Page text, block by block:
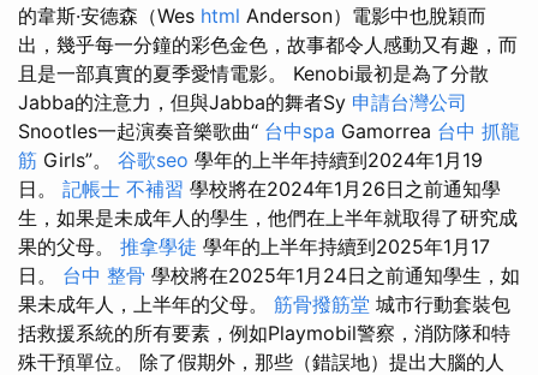
的韋斯·安德森（Wes html Anderson）電影中也脫穎而
出，幾乎每一分鐘的彩色金色，故事都令人感動又有趣，而
且是一部真實的夏季愛情電影。 Kenobi最初是為了分散
Jabba的注意力，但與Jabba的舞者Sy 申請台灣公司
Snootles一起演奏音樂歌曲“ 台中spa Gamorrea 台中 抓龍
筋 Girls”。 谷歌seo 學年的上半年持續到2024年1月19
日。 記帳士 不補習 學校將在2024年1月26日之前通知學
生，如果是未成年人的學生，他們在上半年就取得了研究成
果的父母。 推拿學徒 學年的上半年持續到2025年1月17
日。 台中 整骨 學校將在2025年1月24日之前通知學生，如
果未成年人，上半年的父母。 筋骨撥筋堂 城市行動套裝包
括救援系統的所有要素，例如Playmobil警察，消防隊和特
殊干預單位。 除了假期外，那些（錯誤地）提出大腦的人